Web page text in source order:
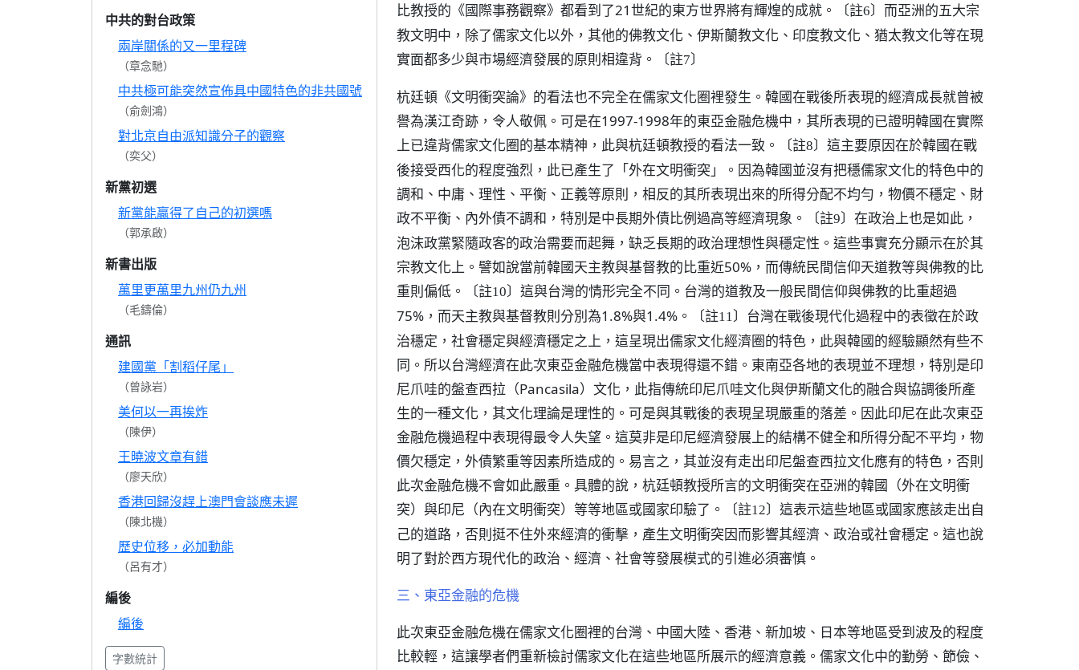
中共的對台政策
兩岸關係的又一里程碑
（章念馳）
中共極可能突然宣佈具中國特色的非共國號
（俞劍鴻）
對北京自由派知識分子的觀察
（奕父）
新黨初選
新黨能贏得了自己的初選嗎
（郭承啟）
新書出版
萬里更萬里九州仍九州
（毛鑄倫）
通訊
建國黨「割稻仔尾」
（曾詠岩）
美何以一再挨炸
（陳伊）
王曉波文章有錯
（廖天欣）
香港回歸沒趕上澳門會談應未遲
（陳北機）
歷史位移，必加動能
（呂有才）
編後
編後
字數統計
比教授的《國際事務觀察》都看到了21世紀的東方世界將有輝煌的成就。
〔註6〕 而亞洲的五大宗
教文明中，除了儒家文化以外，其他的佛教文化、伊斯蘭教文化、印度教文化、猶太教文化等在現
實面都多少與市場經濟發展的原則相違背。
〔註7〕
杭廷頓《文明衝突論》的看法也不完全在儒家文化圈裡發生。韓國在戰後所表現的經濟成長就曾被
譽為漢江奇跡，令人敬佩。可是在1997-1998年的東亞金融危機中，其所表現的已證明韓國在實際
上已違背儒家文化圈的基本精神，此與杭廷頓教授的看法一致。
〔註8〕 這主要原因在於韓國在戰
後接受西化的程度強烈，此已產生了「外在文明衝突」。因為韓國並沒有把穩儒家文化的特色中的
調和、中庸、理性、平衡、正義等原則，相反的其所表現出來的所得分配不均勻，物價不穩定、財
政不平衡、內外債不調和，特別是中長期外債比例過高等經濟現象。
〔註9〕 在政治上也是如此，
泡沫政黨緊隨政客的政治需要而起舞，缺乏長期的政治理想性與穩定性。這些事實充分顯示在於其
宗教文化上。譬如說當前韓國天主教與基督教的比重近50%，而傳統民間信仰天道教等與佛教的比
重則偏低。
〔註10〕 這與台灣的情形完全不同。台灣的道教及一般民間信仰與佛教的比重超過
75%，而天主教與基督教則分別為1.8%與1.4%。
〔註11〕 台灣在戰後現代化過程中的表徵在於政
治穩定，社會穩定與經濟穩定之上，這呈現出儒家文化經濟圈的特色，此與韓國的經驗顯然有些不
同。所以台灣經濟在此次東亞金融危機當中表現得還不錯。東南亞各地的表現並不理想，特別是印
尼爪哇的盤查西拉（Pancasila）文化，此指傳統印尼爪哇文化與伊斯蘭文化的融合與協調後所產
生的一種文化，其文化理論是理性的。可是與其戰後的表現呈現嚴重的落差。因此印尼在此次東亞
金融危機過程中表現得最令人失望。這莫非是印尼經濟發展上的結構不健全和所得分配不平均，物
價欠穩定，外債繁重等因素所造成的。易言之，其並沒有走出印尼盤查西拉文化應有的特色，否則
此次金融危機不會如此嚴重。具體的說，杭廷頓教授所言的文明衝突在亞洲的韓國（外在文明衝
突）與印尼（內在文明衝突）等等地區或國家印驗了。
〔註12〕 這表示這些地區或國家應該走出自
己的道路，否則挺不住外來經濟的衝擊，產生文明衝突因而影響其經濟、政治或社會穩定。這也說
明了對於西方現代化的政治、經濟、社會等發展模式的引進必須審慎。
三、東亞金融的危機
此次東亞金融危機在儒家文化圈裡的台灣、中國大陸、香港、新加坡、日本等地區受到波及的程度
比較輕，這讓學者們重新檢討儒家文化在這些地區所展示的經濟意義。儒家文化中的勤勞、節儉、